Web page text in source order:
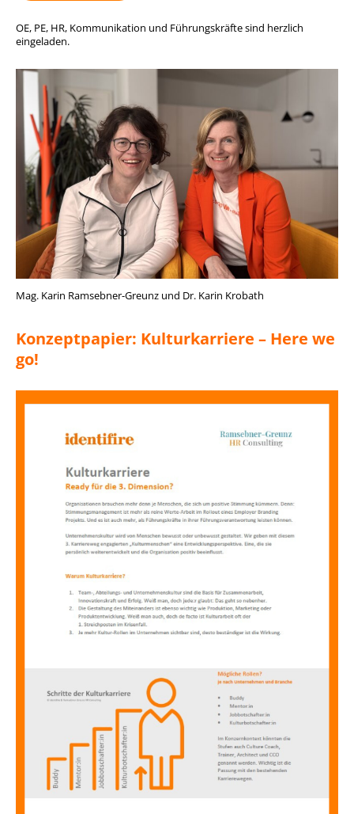
OE, PE, HR, Kommunikation und Führungskräfte sind herzlich
eingeladen.
Mag. Karin Ramsebner-Greunz und Dr. Karin Krobath
Konzeptpapier: Kulturkarriere – Here we
go!